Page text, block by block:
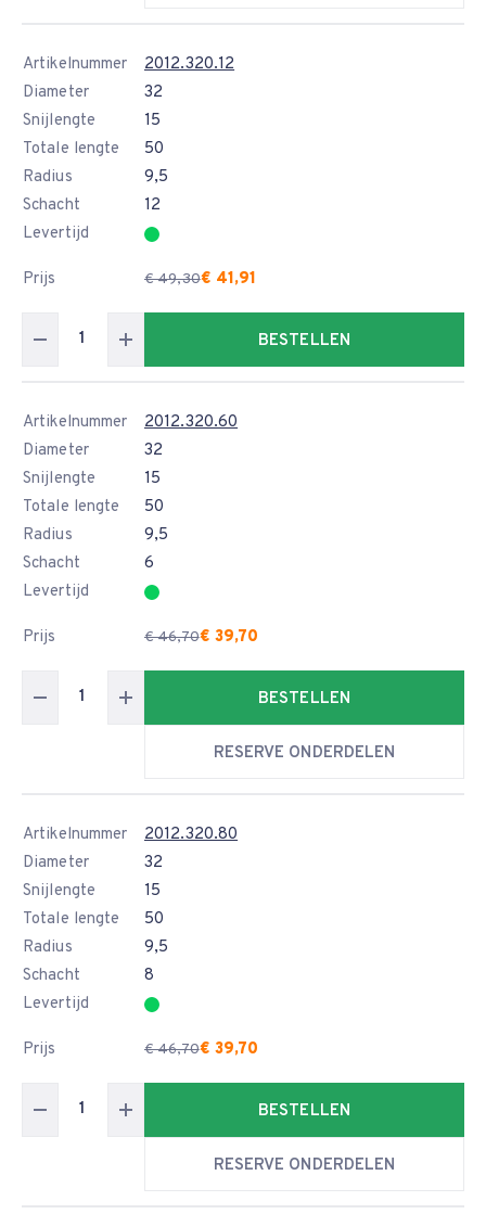
Artikelnummer
2012.320.12
Diameter
32
Snijlengte
15
Totale lengte
50
Radius
9,5
Schacht
12
Levertijd
Prijs € 49,30€ 41,91
BESTELLEN
Artikelnummer
2012.320.60
Diameter
32
Snijlengte
15
Totale lengte
50
Radius
9,5
Schacht
6
Levertijd
Prijs € 46,70€ 39,70
BESTELLEN
RESERVE ONDERDELEN
Artikelnummer
2012.320.80
Diameter
32
Snijlengte
15
Totale lengte
50
Radius
9,5
Schacht
8
Levertijd
Prijs € 46,70€ 39,70
BESTELLEN
RESERVE ONDERDELEN